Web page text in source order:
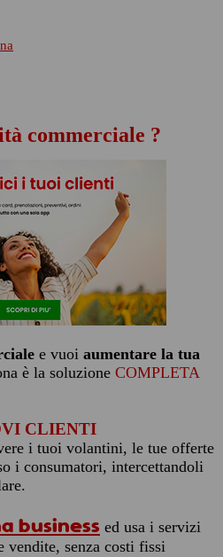
commerciale ?
e vuoi aumentare la tua
è la soluzione COMPLETA
CLIENTI
i tuoi volantini, le tue offerte
i consumatori, intercettandoli
business ed usa i servizi
vendite, senza costi fissi